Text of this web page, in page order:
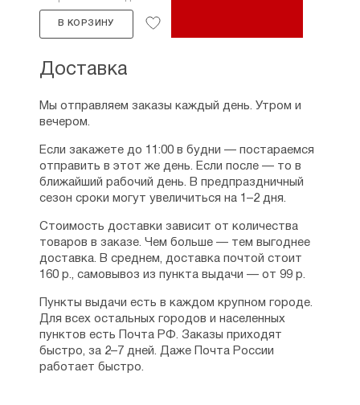
В КОРЗИНУ
Доставка
Мы отправляем заказы каждый день. Утром и
вечером.
Если закажете до 11:00 в будни — постараемся
отправить в этот же день. Если после — то в
ближайший рабочий день. В предпраздничный
сезон сроки могут увеличиться на 1–2 дня.
Стоимость доставки зависит от количества
товаров в заказе. Чем больше — тем выгоднее
доставка. В среднем, доставка почтой стоит
160 р., самовывоз из пункта выдачи — от 99 р.
Пункты выдачи есть в каждом крупном городе.
Для всех остальных городов и населенных
пунктов есть Почта РФ. Заказы приходят
быстро, за 2–7 дней. Даже Почта России
работает быстро.